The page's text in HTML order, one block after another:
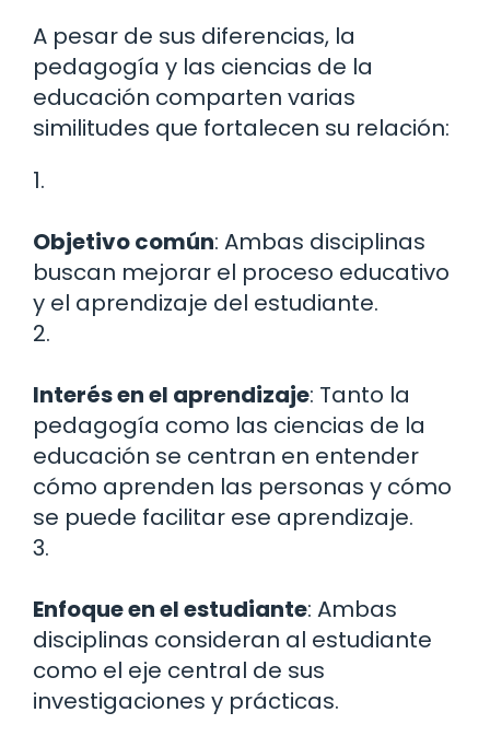
A pesar de sus diferencias, la
pedagogía y las ciencias de la
educación comparten varias
similitudes que fortalecen su relación:
1.
Objetivo común: Ambas disciplinas
buscan mejorar el proceso educativo
y el aprendizaje del estudiante.
2.
Interés en el aprendizaje: Tanto la
pedagogía como las ciencias de la
educación se centran en entender
cómo aprenden las personas y cómo
se puede facilitar ese aprendizaje.
3.
Enfoque en el estudiante: Ambas
disciplinas consideran al estudiante
como el eje central de sus
investigaciones y prácticas.